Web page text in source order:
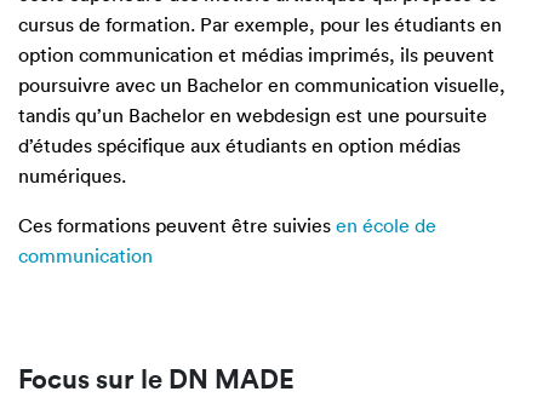
cursus de formation. Par exemple, pour les étudiants en
option communication et médias imprimés, ils peuvent
poursuivre avec un Bachelor en communication visuelle,
tandis qu’un Bachelor en webdesign est une poursuite
d’études spécifique aux étudiants en option médias
numériques.
Ces formations peuvent être suivies en école de
communication
Focus sur le DN MADE